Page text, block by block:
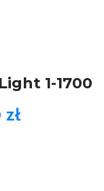
1-1700
zł